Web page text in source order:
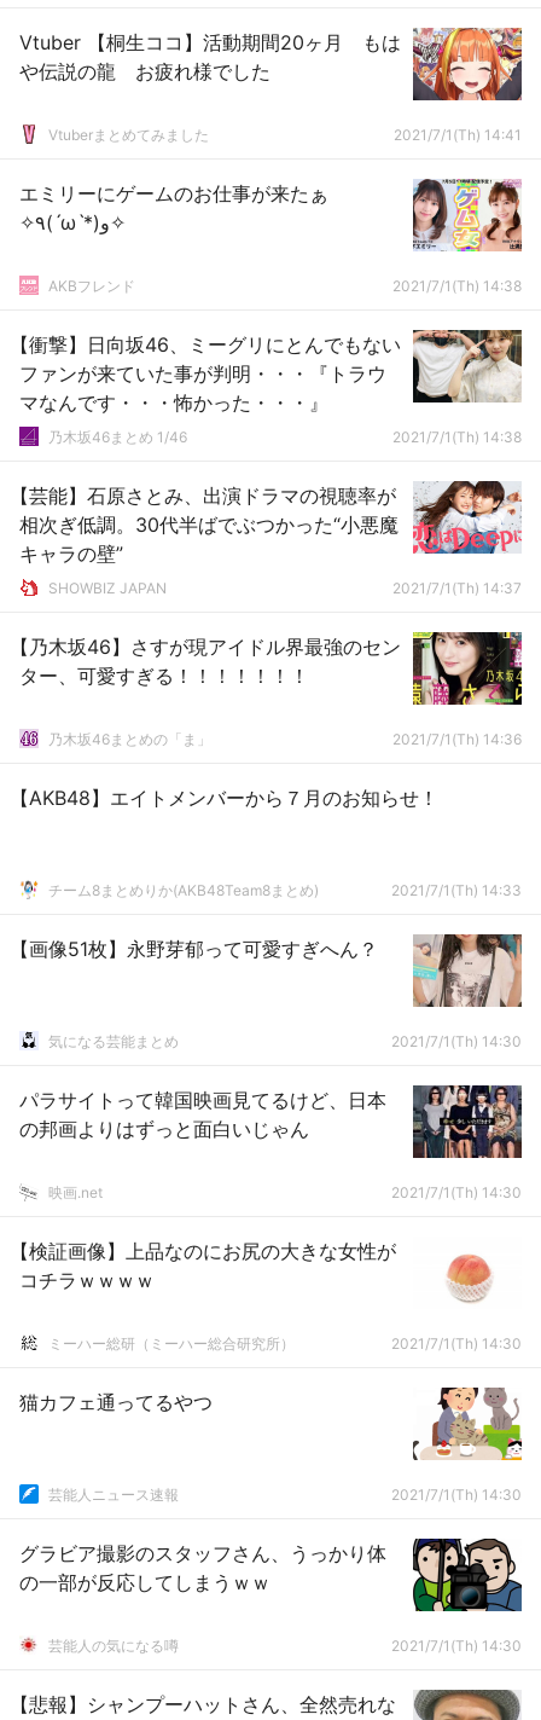
Vtuber 【桐生ココ】活動期間20ヶ月 もは
や伝説の龍 お疲れ様でした
Vtuberまとめてみました 2021/7/1(Th) 14:41
エミリーにゲームのお仕事が来たぁ
✧٩(ˊωˋ*)و✧
AKBフレンド 2021/7/1(Th) 14:38
【衝撃】日向坂46、ミーグリにとんでもない
ファンが来ていた事が判明・・・『トラウ
マなんです・・・怖かった・・・』
乃木坂46まとめ 1/46 2021/7/1(Th) 14:38
【芸能】石原さとみ、出演ドラマの視聴率が
相次ぎ低調。30代半ばでぶつかった“小悪魔
キャラの壁”
SHOWBIZ JAPAN 2021/7/1(Th) 14:37
【乃木坂46】さすが現アイドル界最強のセン
ター、可愛すぎる！！！！！！！
乃木坂46まとめの「ま」 2021/7/1(Th) 14:36
【AKB48】エイトメンバーから７月のお知らせ！
チーム8まとめりか(AKB48Team8まとめ) 2021/7/1(Th) 14:33
【画像51枚】永野芽郁って可愛すぎへん？
気になる芸能まとめ 2021/7/1(Th) 14:30
パラサイトって韓国映画見てるけど、日本
の邦画よりはずっと面白いじゃん
映画.net 2021/7/1(Th) 14:30
【検証画像】上品なのにお尻の大きな女性が
コチラｗｗｗｗ
ミーハー総研（ミーハー総合研究所） 2021/7/1(Th) 14:30
猫カフェ通ってるやつ
芸能人ニュース速報 2021/7/1(Th) 14:30
グラビア撮影のスタッフさん、うっかり体
の一部が反応してしまうｗｗ
芸能人の気になる噂 2021/7/1(Th) 14:30
【悲報】シャンプーハットさん、全然売れな